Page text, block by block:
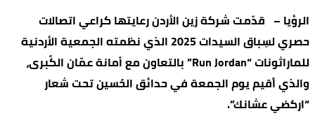
الرؤيا – قدّمت شركة زين الأردن رعايتها كراعي اتصالات
حصري لسِباق السيدات 2025 الذي نظمته الجمعية الأردنية
للماراثونات “Run Jordan” بالتعاون مع أمانة عمّان الكُبرى،
والذي اُقيم يوم الجمعة في حدائق الحُسين تحت شعار
“اركضي عشانك”.